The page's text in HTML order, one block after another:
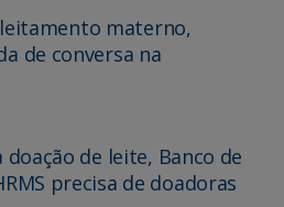
materno,
de conversa na
doação de leite, Banco de
precisa de doadoras